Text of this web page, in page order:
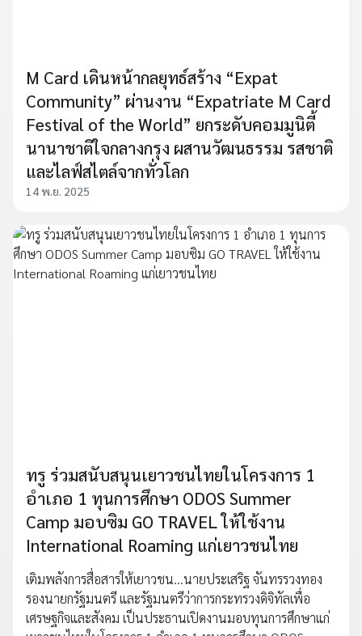
M Card เดินหน้ากลยุทธ์สร้าง “Expat
Community” ผ่านงาน “Expatriate M Card
Festival of the World” ยกระดับคอมมูนิตี้
นานาชาติใจกลางกรุง ผสานวัฒนธรรม รสชาติ
และไลฟ์สไตล์จากทั่วโลก
14 พ.ย. 2025
ทรู ร่วมสนับสนุนเยาวชนไทยในโครงการ 1
อำเภอ 1 ทุนการศึกษา ODOS Summer
Camp มอบซิม GO TRAVEL ให้ใช้งาน
International Roaming แก่เยาวชนไทย
เติมพลังการสื่อสารให้เยาวชน...นายประเสริฐ จันทรรวงทอง
รองนายกรัฐมนตรี และรัฐมนตรีว่าการกระทรวงดิจิทัลเพื่อ
เศรษฐกิจและสังคม เป็นประธานเปิดงานมอบทุนการศึกษาแก่